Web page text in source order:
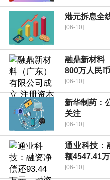
港元拆息全
[06-10]
融鼎新材料
800万人民
[06-10]
新华制药：
关注
[06-10]
通业科技：
额4547.41
[06-10]